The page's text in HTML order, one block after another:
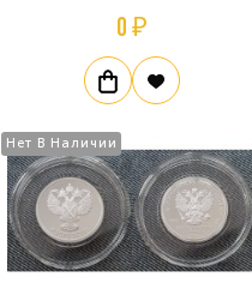
0 ₽
Нет В Наличии